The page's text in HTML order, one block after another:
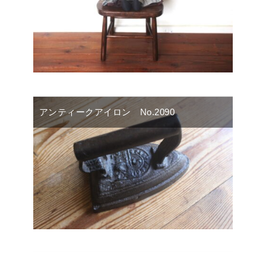
アンティークアイロン No.2090